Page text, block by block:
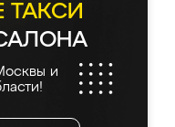
ТАКСИ
и